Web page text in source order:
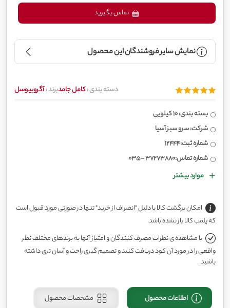
نمایش سایر فروشندگان این محصول
دسته بندی :کامل جامدبرند :آگروبیوسل
بسته بندی: 10 کیلویی
شرکت: سرو سبز آسیا
شماره ثبت:12444
شماره تماس:37273880 -035
موارد بیشتر
امکان برگشت کالا با دلیل "انصراف از خرید" تنها در صورتی مورد قبول است
که پلمب کالا باز نشده باشد.
با مشاهده ی نظرات مصرف کنندگان و امتیاز آنها به برندهای مختلف نظر
واقعی را در مورد آن کود دریافت کنید و تصمیم گیری راحت و آسان تری داشته
باشید.
اطلاعات محصول مشخصات محصول